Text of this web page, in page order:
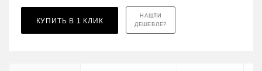
КУПИТЬ В 1 КЛИК
НАШЛИ
ДЕШЕВЛЕ?